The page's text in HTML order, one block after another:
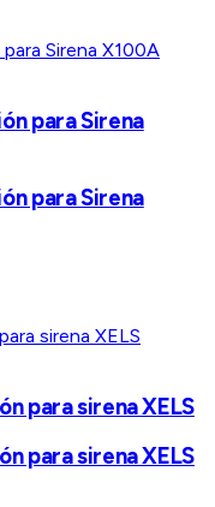
para Sirena
para Sirena
para sirena XELS
para sirena XELS